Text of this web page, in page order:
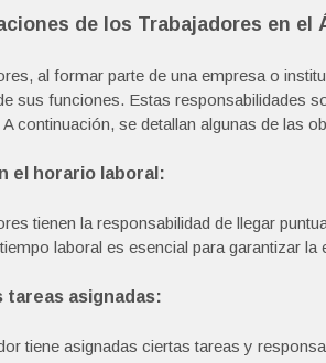
de los Trabajadores en el
al formar parte de una empresa o
sus funciones. Estas responsabilidades
continuación, se detallan algunas de las
el horario laboral:
tienen la responsabilidad de llegar
laboral es esencial para garantizar
tareas asignadas:
tiene asignadas ciertas tareas y